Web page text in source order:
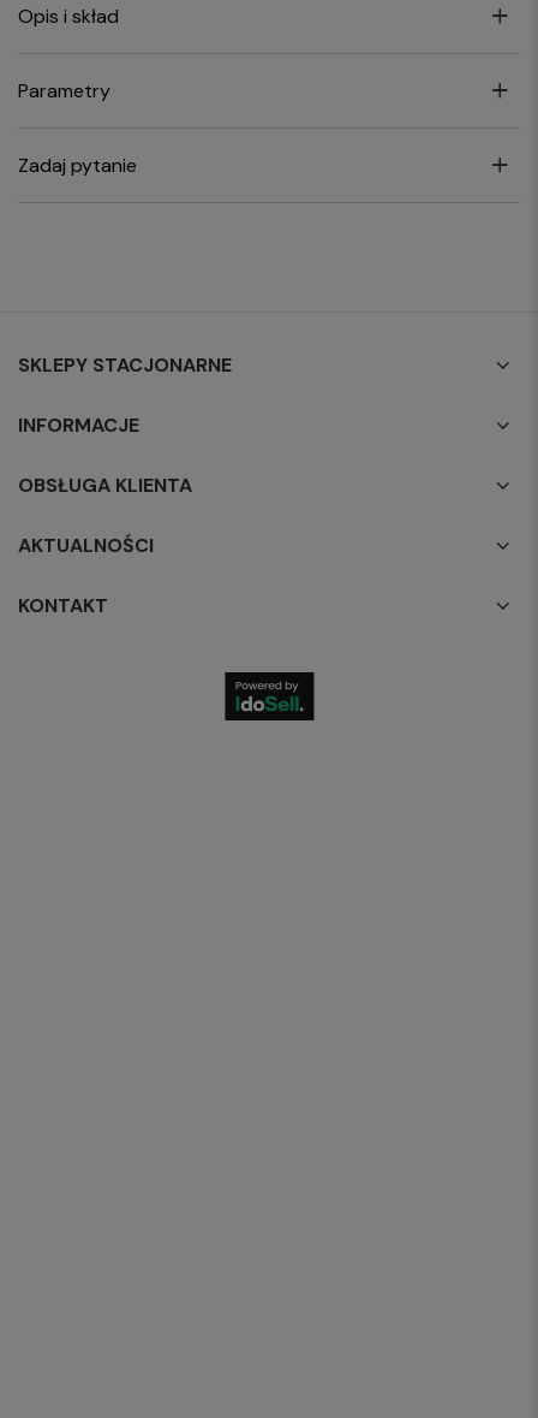
Opis i skład
Parametry
Zadaj pytanie
SKLEPY STACJONARNE
INFORMACJE
OBSŁUGA KLIENTA
AKTUALNOŚCI
KONTAKT